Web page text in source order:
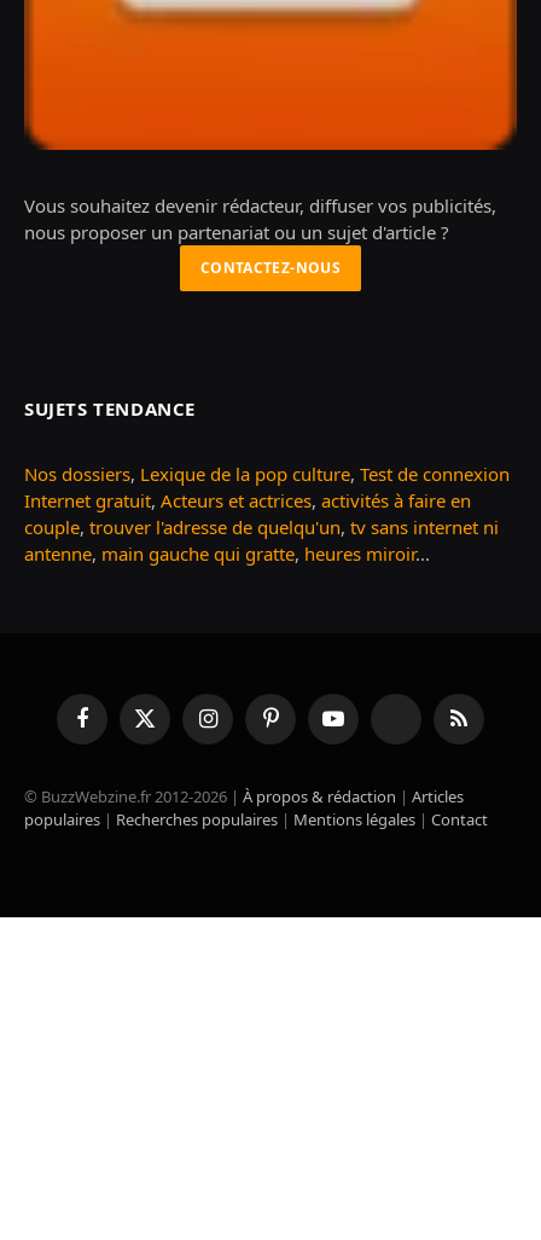
Vous souhaitez devenir rédacteur, diffuser vos publicités,
nous proposer un partenariat ou un sujet d'article ?
CONTACTEZ-NOUS
SUJETS TENDANCE
Nos dossiers, Lexique de la pop culture, Test de connexion
Internet gratuit, Acteurs et actrices, activités à faire en
couple, trouver l'adresse de quelqu'un, tv sans internet ni
antenne, main gauche qui gratte, heures miroir...
FacebookX
(Twitter)
InstagramPinterestYouTube TikTok RSS
© BuzzWebzine.fr 2012-2026 | À propos & rédaction | Articles
populaires | Recherches populaires | Mentions légales | Contact